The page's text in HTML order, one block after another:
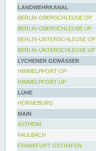
LANDWEHRKANAL
BERLIN-OBERSCHLEUSE OP
BERLIN-OBERSCHLEUSE UP
BERLIN-UNTERSCHLEUSE OP
BERLIN-UNTERSCHLEUSE UP
LYCHENER GEWÄSSER
HIMMELPFORT OP
HIMMELPFORT UP
LÜHE
HORNEBURG
MAIN
ASTHEIM
FAULBACH
FRANKFURT OSTHAFEN